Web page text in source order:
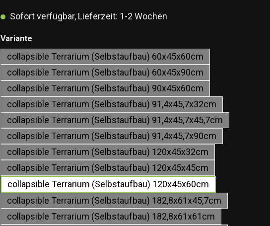
Sofort verfügbar, Lieferzeit: 1-2 Wochen
Varianteauswählen
collapsible Terrarium (Selbstaufbau) 60x45x60cm
collapsible Terrarium (Selbstaufbau) 60x45x90cm
collapsible Terrarium (Selbstaufbau) 90x45x60cm
collapsible Terrarium (Selbstaufbau) 91,4x45,7x32cm
collapsible Terrarium (Selbstaufbau) 91,4x45,7x45,7cm
collapsible Terrarium (Selbstaufbau) 91,4x45,7x90cm
collapsible Terrarium (Selbstaufbau) 120x45x32cm
collapsible Terrarium (Selbstaufbau) 120x45x45cm
collapsible Terrarium (Selbstaufbau) 120x45x60cm
collapsible Terrarium (Selbstaufbau) 182,8x61x45,7cm
collapsible Terrarium (Selbstaufbau) 182,8x61x61cm